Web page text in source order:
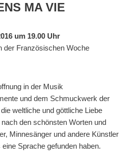
MA VIE
um 19.00 Uhr
der Französischen Woche
in der Musik
und dem Schmuckwerk der
weltliche und göttliche Liebe
den schönsten Worten und
Minnesänger und andere Künstler
Sprache gefunden haben.